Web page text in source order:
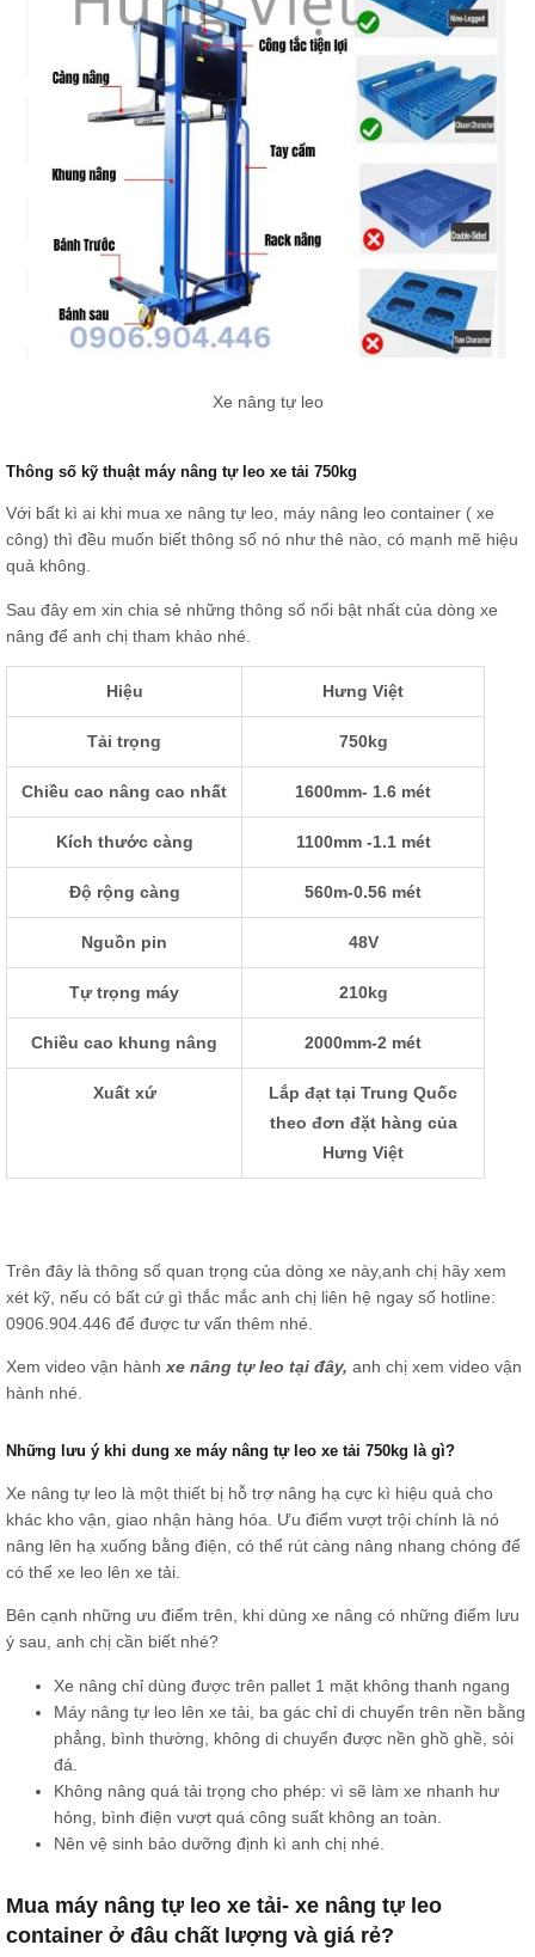
Xe nâng tự leo
Thông số kỹ thuật máy nâng tự leo xe tải 750kg
Với bất kì ai khi mua xe nâng tự leo, máy nâng leo container ( xe
công) thì đều muốn biết thông số nó như thê nào, có mạnh mẽ hiệu
quả không.
Sau đây em xin chia sẻ những thông số nổi bật nhất của dòng xe
nâng để anh chị tham khảo nhé.
Hiệu Hưng Việt
Tải trọng 750kg
Chiều cao nâng cao nhất 1600mm- 1.6 mét
Kích thước càng 1100mm -1.1 mét
Độ rộng càng 560m-0.56 mét
Nguồn pin 48V
Tự trọng máy 210kg
Chiều cao khung nâng 2000mm-2 mét
Xuất xứ
Lắp đạt tại Trung Quốc
theo đơn đặt hàng của
Hưng Việt
Trên đây là thông số quan trọng của dòng xe này,anh chị hãy xem
xét kỹ, nếu có bất cứ gì thắc mắc anh chị liên hệ ngay số hotline:
0906.904.446 để được tư vấn thêm nhé.
Xem video vận hành xe nâng tự leo tại đây, anh chị xem video vận
hành nhé.
Những lưu ý khi dung xe máy nâng tự leo xe tải 750kg là gì?
Xe nâng tự leo là một thiết bị hỗ trợ nâng hạ cực kì hiệu quả cho
khác kho vận, giao nhận hàng hóa. Ưu điểm vượt trội chính là nó
nâng lên hạ xuống bằng điện, có thể rút càng nâng nhang chóng để
có thể xe leo lên xe tải.
Bên cạnh những ưu điểm trên, khi dùng xe nâng có những điểm lưu
ý sau, anh chị cần biết nhé?
Xe nâng chỉ dùng được trên pallet 1 mặt không thanh ngang
Máy nâng tự leo lên xe tải, ba gác chỉ di chuyển trên nền bằng
phẳng, bình thường, không di chuyển được nền ghồ ghề, sỏi
đá.
Không nâng quá tải trọng cho phép: vì sẽ làm xe nhanh hư
hỏng, bình điện vượt quá công suất không an toàn.
Nên vệ sinh bảo dưỡng định kì anh chị nhé.
Mua máy nâng tự leo xe tải- xe nâng tự leo
container ở đâu chất lượng và giá rẻ?